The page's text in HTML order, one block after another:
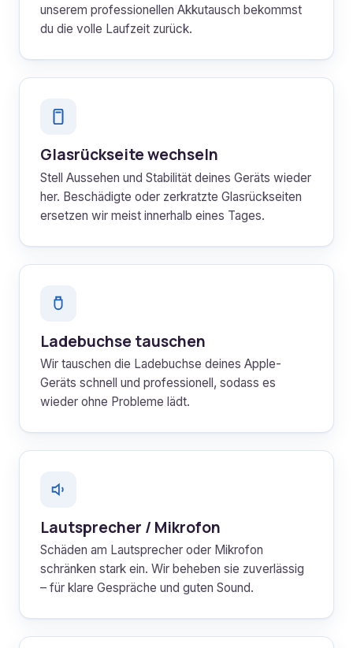
unserem professionellen Akkutausch bekommst
du die volle Laufzeit zurück.
Glasrückseite wechseln
Stell Aussehen und Stabilität deines Geräts wieder
her. Beschädigte oder zerkratzte Glasrückseiten
ersetzen wir meist innerhalb eines Tages.
Ladebuchse tauschen
Wir tauschen die Ladebuchse deines Apple-
Geräts schnell und professionell, sodass es
wieder ohne Probleme lädt.
Lautsprecher / Mikrofon
Schäden am Lautsprecher oder Mikrofon
schränken stark ein. Wir beheben sie zuverlässig
– für klare Gespräche und guten Sound.